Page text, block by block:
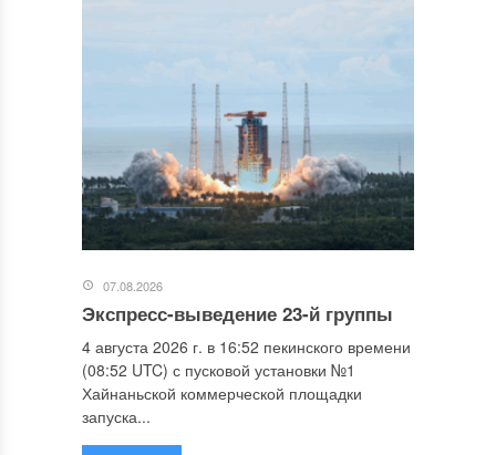
07.08.2026
Экспресс-выведение 23-й группы
4 августа 2026 г. в 16:52 пекинского времени
(08:52 UTC) с пусковой установки №1
Хайнаньской коммерческой площадки
запуска...